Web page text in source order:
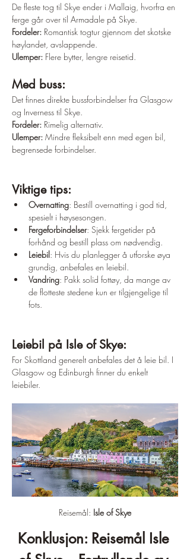
De fleste tog til Skye ender i Mallaig, hvorfra en
ferge går over til Armadale på Skye.
Fordeler: Romantisk togtur gjennom det skotske
høylandet, avslappende.
Ulemper: Flere bytter, lengre reisetid.
Med buss:
Det finnes direkte bussforbindelser fra Glasgow
og Inverness til Skye.
Fordeler: Rimelig alternativ.
Ulemper: Mindre fleksibelt enn med egen bil,
begrensede forbindelser.
Viktige tips:
Overnatting: Bestill overnatting i god tid,
spesielt i høysesongen.
Fergeforbindelser: Sjekk fergetider på
forhånd og bestill plass om nødvendig.
Leiebil: Hvis du planlegger å utforske øya
grundig, anbefales en leiebil.
Vandring: Pakk solid fottøy, da mange av
de flotteste stedene kun er tilgjengelige til
fots.
Leiebil på Isle of Skye:
For Skottland generelt anbefales det å leie bil. I
Glasgow og Edinburgh finner du enkelt
leiebiler.
Reisemål: Isle of Skye
Konklusjon: Reisemål Isle